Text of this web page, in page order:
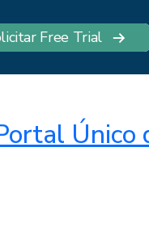
Free Trial
Único